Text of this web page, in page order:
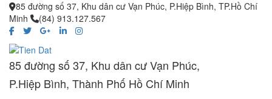
85 đường số 37, Khu dân cư Vạn Phúc, P.Hiệp Bình, TP.Hồ Chí
Minh
(84) 913.127.567
85 đường số 37, Khu dân cư Vạn Phúc,
P.Hiệp Bình, Thành Phố Hồ Chí Minh